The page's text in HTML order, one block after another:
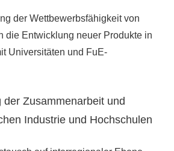
der Wettbewerbsfähigkeit von
die Entwicklung neuer Produkte in
Universitäten und FuE-
der Zusammenarbeit und
Industrie und Hochschulen